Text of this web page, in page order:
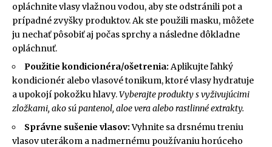
opláchnite vlasy vlažnou vodou, aby ste odstránili pot a
prípadné zvyšky produktov. Ak ste použili masku, môžete
ju nechať pôsobiť aj počas sprchy a následne dôkladne
opláchnuť.
Použitie kondicionéra/ošetrenia: Aplikujte ľahký
kondicionér alebo vlasové tonikum, ktoré vlasy hydratuje
a upokojí pokožku hlavy.Vyberajte produkty s vyživujúcimi
zložkami, ako sú pantenol, aloe vera alebo rastlinné extrakty.
Správne sušenie vlasov:Vyhnite sa drsnému treniu
vlasov uterákom a nadmernému používaniu horúceho